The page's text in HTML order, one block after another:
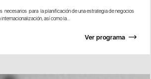
necesarios para la planificación de una estrategia de negocios
así como la...
Ver programa